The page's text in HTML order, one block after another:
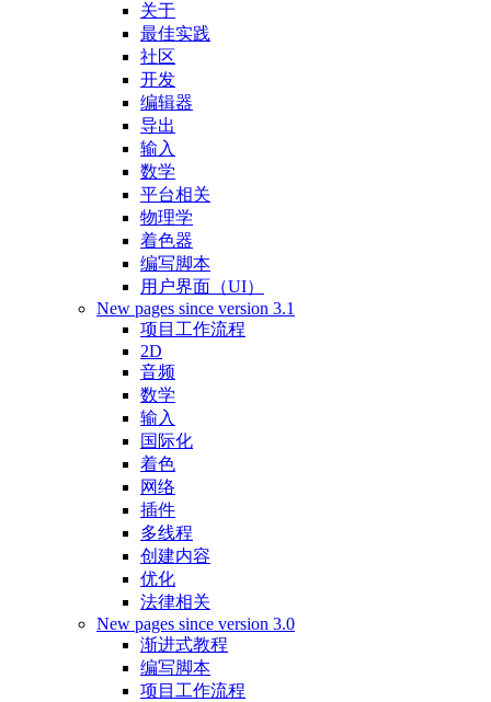
关于
最佳实践
社区
开发
编辑器
导出
输入
数学
平台相关
物理学
着色器
编写脚本
用户界面（UI）
New pages since version 3.1
项目工作流程
2D
音频
数学
输入
国际化
着色
网络
插件
多线程
创建内容
优化
法律相关
New pages since version 3.0
渐进式教程
编写脚本
项目工作流程